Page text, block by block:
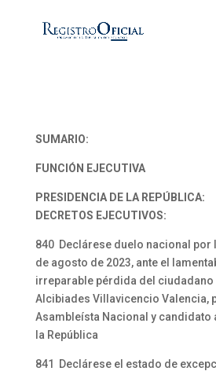
SUMARIO:
FUNCIÓN EJECUTIVA
PRESIDENCIA DE LA REPÚBLICA:
DECRETOS EJECUTIVOS:
840 Declárese duelo nacional por
de agosto de 2023, ante el
irreparable pérdida del ciudadano
Alcibiades Villavicencio Valencia,
Asambleísta Nacional y candidato
la República
841 Declárese el estado de